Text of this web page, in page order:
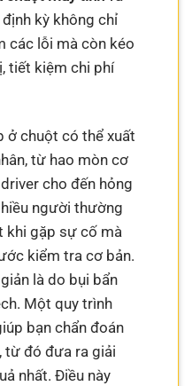
kỳ không chỉ
các lỗi mà còn kéo
tiết kiệm chi phí
ở chuột có thể xuất
từ hao mòn cơ
cho đến hỏng
người thường
khi gặp sự cố mà
kiểm tra cơ bản.
là do bụi bẩn
Một quy trình
bạn chẩn đoán
từ đó đưa ra giải
nhất. Điều này